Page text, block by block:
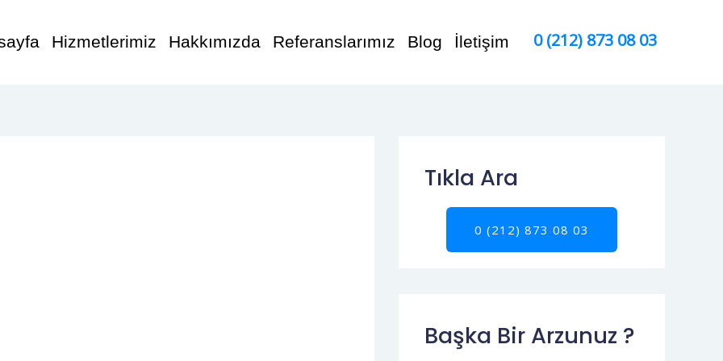
Hizmetlerimiz Hakkımızda Referanslarımız Blog İletişim 0 (212) 873 08 03
Tıkla Ara
0 (212) 873 08 03
Başka Bir Arzunuz ?